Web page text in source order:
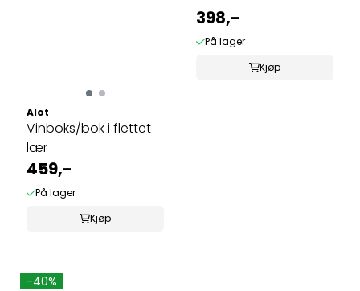
Alot
Vinboks/bok i flettet
lær
459,-
På lager
Kjøp
398,-
På lager
Kjøp
-40%